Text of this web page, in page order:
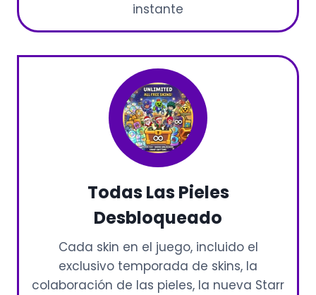
instante
Todas Las Pieles
Desbloqueado
Cada skin en el juego, incluido el
exclusivo temporada de skins, la
colaboración de las pieles, la nueva Starr